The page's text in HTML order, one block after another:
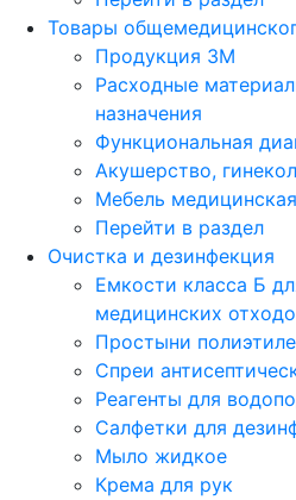
Товары
Продукция 3М
Расходные
назначения
Функциональная
Акушерство,
Мебель медицинская
Перейти в раздел
Очистка и дезинфекция
Емкости класса Б
медицинских
Простыни
Спреи
Реагенты для
Салфетки для
Мыло жидкое
Крема для рук